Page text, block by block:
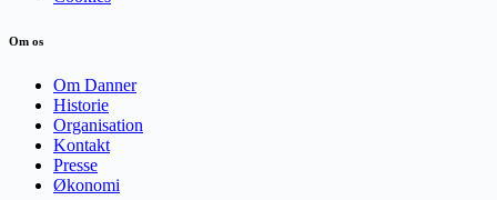
Om os
Om Danner
Historie
Organisation
Kontakt
Presse
Økonomi